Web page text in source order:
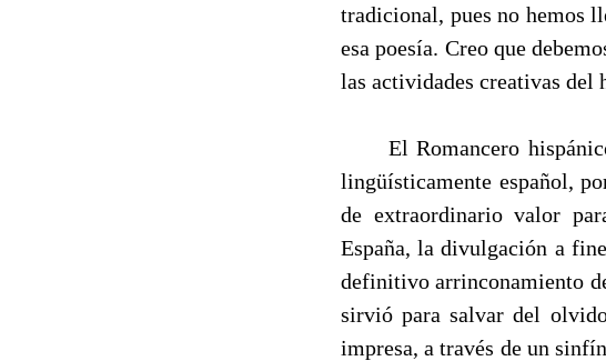
tradicional, pues no hemos
esa poesía. Creo que
las actividades creativas del
El Romancero hispánico,
lingüísticamente español,
de extraordinario valor
España, la divulgación a
definitivo arrinconamiento
sirvió para salvar del
impresa, a través de un